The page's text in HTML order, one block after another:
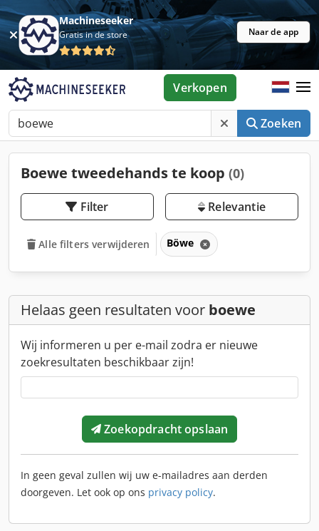
Machineseeker
Gratis in de store Naar de app
Zoeken
Verkopen
Boewe tweedehands te koop (0)
Filter Relevantie
Alle filters verwijderen Böwe
Helaas geen resultaten voor boewe
Wij informeren u per e-mail zodra er nieuwe
zoekresultaten beschikbaar zijn!
Zoekopdracht opslaan
In geen geval zullen wij uw e-mailadres aan derden
doorgeven. Let ook op ons privacy policy.